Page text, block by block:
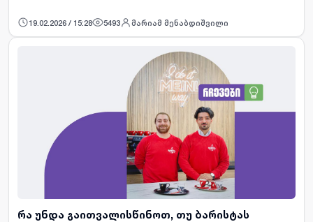
სსპიკერი, ანტრეპრენერი, „კანტის აკადემიის“
თანადამფუძნებე…
19.02.2026 / 15:28 5493 მარიამ მენაბდიშვილი
რა უნდა გაითვალისწინოთ, თუ ბარისტას